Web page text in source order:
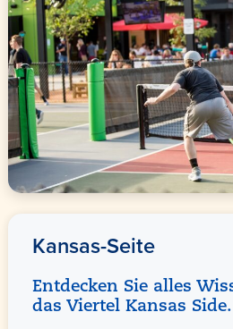
Kansas-Seite
Entdecken Sie alles
das Viertel Kansas Side.